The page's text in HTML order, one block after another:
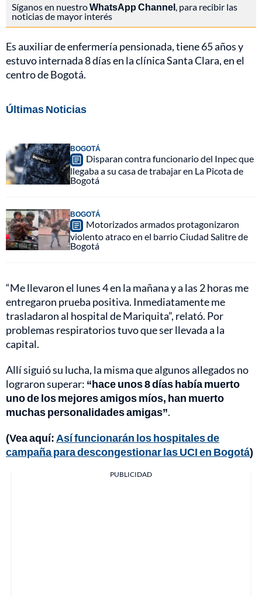
Síganos en nuestroWhatsApp Channel , para recibir las
noticias de mayor interés
Es auxiliar de enfermería pensionada, tiene 65 años y
estuvo internada 8 días en la clínica Santa Clara, en el
centro de Bogotá.
Últimas Noticias
BOGOTÁ
Disparan contra funcionario del Inpec que
llegaba a su casa de trabajar en La Picota de
Bogotá
BOGOTÁ
Motorizados armados protagonizaron
violento atraco en el barrio Ciudad Salitre de
Bogotá
“Me llevaron el lunes 4 en la mañana y a las 2 horas me
entregaron prueba positiva. Inmediatamente me
trasladaron al hospital de Mariquita”, relató. Por
problemas respiratorios tuvo que ser llevada a la
capital.
Allí siguió su lucha, la misma que algunos allegados no
lograron superar: “hace unos 8 días había muerto
uno de los mejores amigos míos, han muerto
muchas personalidades amigas”.
(Vea aquí: Así funcionarán los hospitales de
campaña para descongestionar las UCI en Bogotá)
PUBLICIDAD